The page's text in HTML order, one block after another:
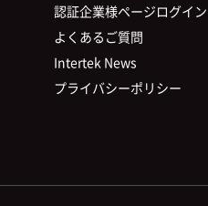
認証企業様ページログイン
よくあるご質問
Intertek News
プライバシーポリシー